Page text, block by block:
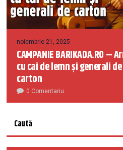
noiembrie 21, 2025
CAMPANIE BARIKADA.RO –
cu cai de lemn și generali de
carton
0 Comentariu